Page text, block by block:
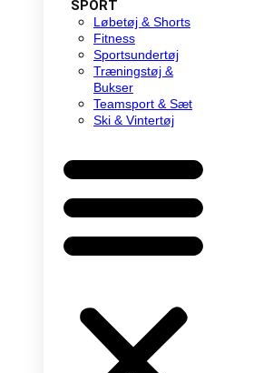
SPORT
Løbetøj & Shorts
Fitness
Sportsundertøj
Træningstøj &
Bukser
Teamsport & Sæt
Ski & Vintertøj